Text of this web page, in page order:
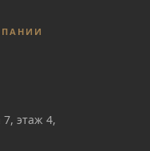
этаж 4,